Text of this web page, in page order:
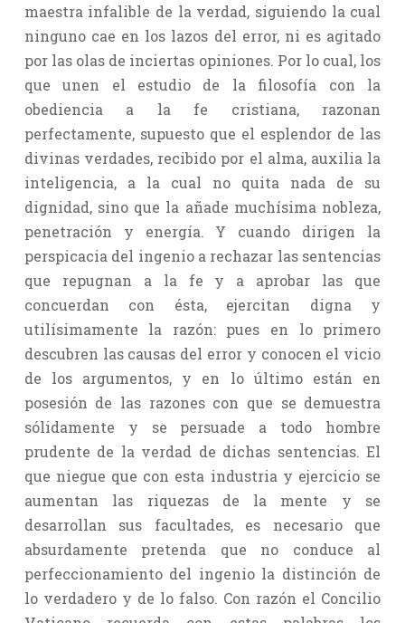
maestra infalible de la verdad, siguiendo la cual
ninguno cae en los lazos del error, ni es agitado
por las olas de inciertas opiniones. Por lo cual, los
que unen el estudio de la filosofía con la
obediencia a la fe cristiana, razonan
perfectamente, supuesto que el esplendor de las
divinas verdades, recibido por el alma, auxilia la
inteligencia, a la cual no quita nada de su
dignidad, sino que la añade muchísima nobleza,
penetración y energía. Y cuando dirigen la
perspicacia del ingenio a rechazar las sentencias
que repugnan a la fe y a aprobar las que
concuerdan con ésta, ejercitan digna y
utilísimamente la razón: pues en lo primero
descubren las causas del error y conocen el vicio
de los argumentos, y en lo último están en
posesión de las razones con que se demuestra
sólidamente y se persuade a todo hombre
prudente de la verdad de dichas sentencias. El
que niegue que con esta industria y ejercicio se
aumentan las riquezas de la mente y se
desarrollan sus facultades, es necesario que
absurdamente pretenda que no conduce al
perfeccionamiento del ingenio la distinción de
lo verdadero y de lo falso. Con razón el Concilio